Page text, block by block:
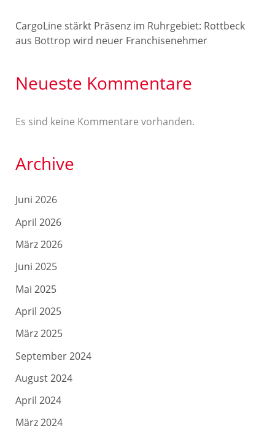
CargoLine stärkt Präsenz im Ruhrgebiet: Rottbeck
aus Bottrop wird neuer Franchisenehmer
Neueste Kommentare
Es sind keine Kommentare vorhanden.
Archive
Juni 2026
April 2026
März 2026
Juni 2025
Mai 2025
April 2025
März 2025
September 2024
August 2024
April 2024
März 2024